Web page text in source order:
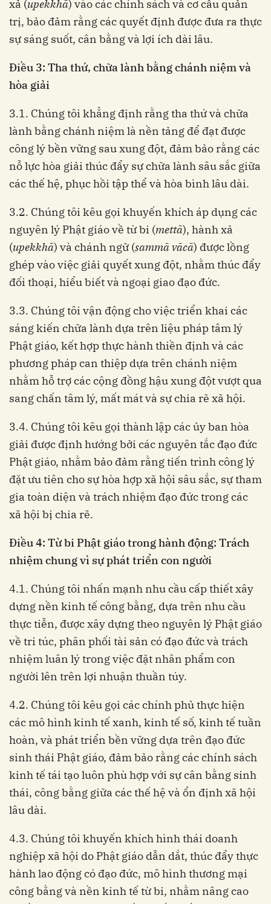
xả (upekkhā) vào các chính sách và cơ cấu quản
trị, bảo đảm rằng các quyết định được đưa ra thực
sự sáng suốt, cân bằng và lợi ích dài lâu.
Điều 3: Tha thứ, chữa lành bằng chánh niệm và
hòa giải
3.1. Chúng tôi khẳng định rằng tha thứ và chữa
lành bằng chánh niệm là nền tảng để đạt được
công lý bền vững sau xung đột, đảm bảo rằng các
nỗ lực hòa giải thúc đẩy sự chữa lành sâu sắc giữa
các thế hệ, phục hồi tập thể và hòa bình lâu dài.
3.2. Chúng tôi kêu gọi khuyến khích áp dụng các
nguyên lý Phật giáo về từ bi (mettā), hành xả
(upekkhā) và chánh ngữ (sammā vācā) được lồng
ghép vào việc giải quyết xung đột, nhằm thúc đẩy
đối thoại, hiểu biết và ngoại giao đạo đức.
3.3. Chúng tôi vận động cho việc triển khai các
sáng kiến chữa lành dựa trên liệu pháp tâm lý
Phật giáo, kết hợp thực hành thiền định và các
phương pháp can thiệp dựa trên chánh niệm
nhằm hỗ trợ các cộng đồng hậu xung đột vượt qua
sang chấn tâm lý, mất mát và sự chia rẽ xã hội.
3.4. Chúng tôi kêu gọi thành lập các ủy ban hòa
giải được định hướng bởi các nguyên tắc đạo đức
Phật giáo, nhằm bảo đảm rằng tiến trình công lý
đặt ưu tiên cho sự hòa hợp xã hội sâu sắc, sự tham
gia toàn diện và trách nhiệm đạo đức trong các
xã hội bị chia rẽ.
Điều 4: Từ bi Phật giáo trong hành động: Trách
nhiệm chung vì sự phát triển con người
4.1. Chúng tôi nhấn mạnh nhu cầu cấp thiết xây
dựng nền kinh tế công bằng, dựa trên nhu cầu
thực tiễn, được xây dựng theo nguyên lý Phật giáo
về tri túc, phân phối tài sản có đạo đức và trách
nhiệm luân lý trong việc đặt nhân phẩm con
người lên trên lợi nhuận thuần túy.
4.2. Chúng tôi kêu gọi các chính phủ thực hiện
các mô hình kinh tế xanh, kinh tế số, kinh tế tuần
hoàn, và phát triển bền vững dựa trên đạo đức
sinh thái Phật giáo, đảm bảo rằng các chính sách
kinh tế tái tạo luôn phù hợp với sự cân bằng sinh
thái, công bằng giữa các thế hệ và ổn định xã hội
lâu dài.
4.3. Chúng tôi khuyến khích hình thái doanh
nghiệp xã hội do Phật giáo dẫn dắt, thúc đẩy thực
hành lao động có đạo đức, mô hình thương mại
công bằng và nền kinh tế từ bi, nhằm nâng cao